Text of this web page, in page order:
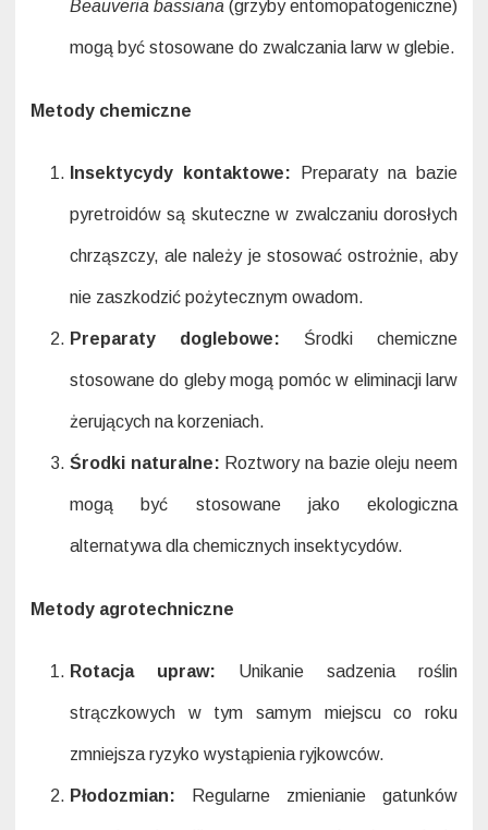
Beauveria bassiana (grzyby entomopatogeniczne)
mogą być stosowane do zwalczania larw w glebie.
Metody chemiczne
Insektycydy kontaktowe: Preparaty na bazie
pyretroidów są skuteczne w zwalczaniu dorosłych
chrząszczy, ale należy je stosować ostrożnie, aby
nie zaszkodzić pożytecznym owadom.
Preparaty doglebowe: Środki chemiczne
stosowane do gleby mogą pomóc w eliminacji larw
żerujących na korzeniach.
Środki naturalne: Roztwory na bazie oleju neem
mogą być stosowane jako ekologiczna
alternatywa dla chemicznych insektycydów.
Metody agrotechniczne
Rotacja upraw: Unikanie sadzenia roślin
strączkowych w tym samym miejscu co roku
zmniejsza ryzyko wystąpienia ryjkowców.
Płodozmian: Regularne zmienianie gatunków